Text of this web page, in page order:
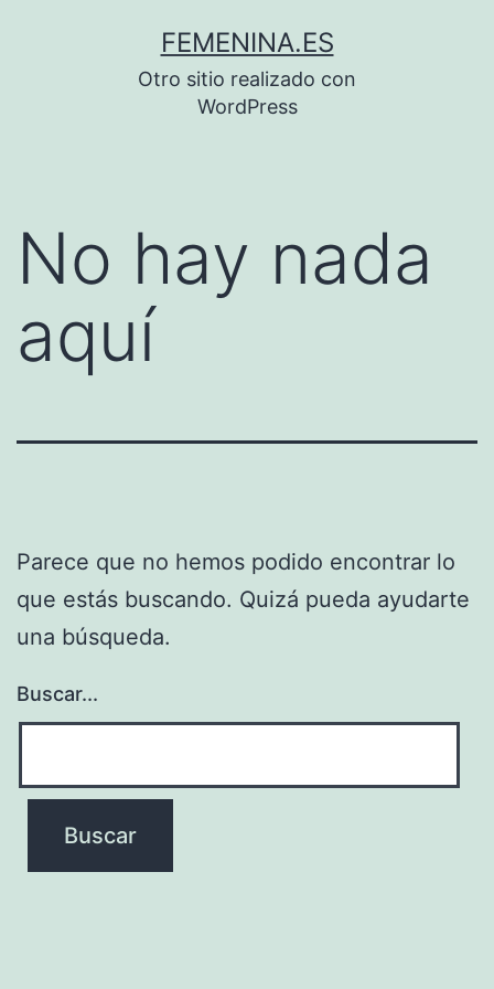
FEMENINA.ES
Otro sitio realizado con
WordPress
No hay nada
aquí
Parece que no hemos podido encontrar lo
que estás buscando. Quizá pueda ayudarte
una búsqueda.
Buscar...